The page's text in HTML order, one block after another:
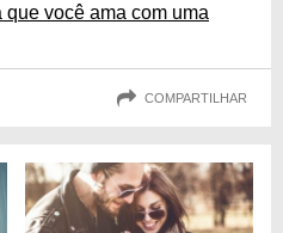
você ama com uma
COMPARTILHAR